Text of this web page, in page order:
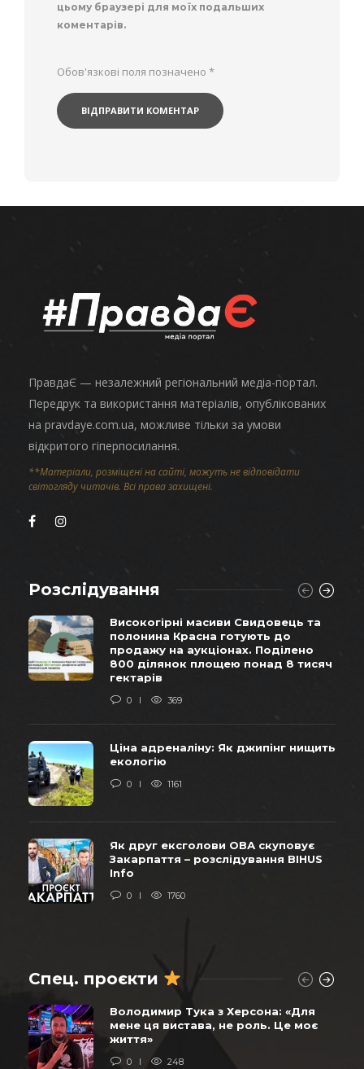
цьому браузері для моїх подальших
коментарів.
Обов'язкові поля позначено *
ПравдаЄ — незалежний регіональний медіа-портал.
Передрук та використання матеріалів, опублікованих
на pravdaye.com.ua, можливе тільки за умови
відкритого гіперпосилання.
**Матеріали, розміщені на сайті, можуть не відповідати
світогляду читачів. Всі права захищені.
Розслідування
Високогірні масиви Свидовець та
полонина Красна готують до
продажу на аукціонах. Поділено
800 ділянок площею понад 8 тисяч
гектарів
0 369
Ціна адреналіну: Як джипінг нищить
екологію
0 1161
Як друг ексголови ОВА скуповує
Закарпаття – розслідування BIHUS
Info
0 1760
Спец. проєкти
Володимир Тука з Херсона: «Для
мене ця вистава, не роль. Це моє
життя»
0 248